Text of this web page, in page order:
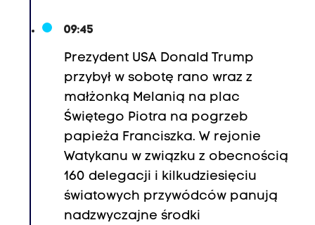
09:45
Prezydent USA Donald Trump
przybył w sobotę rano wraz z
małżonką Melanią na plac
Świętego Piotra na pogrzeb
papieża Franciszka. W rejonie
Watykanu w związku z obecnością
160 delegacji i kilkudziesięciu
światowych przywódców panują
nadzwyczajne środki